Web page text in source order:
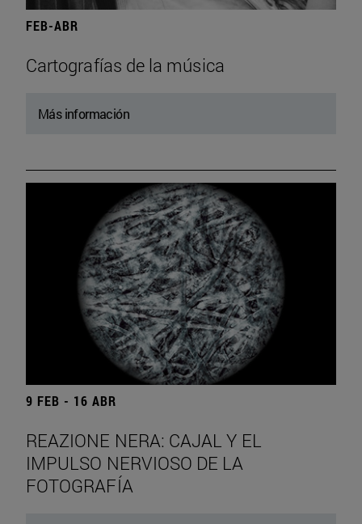
FEB-ABR
Cartografías de la música
Más información
9 FEB - 16 ABR
REAZIONE NERA: CAJAL Y EL
IMPULSO NERVIOSO DE LA
FOTOGRAFÍA